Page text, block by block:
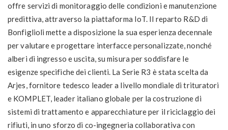
offre servizi di monitoraggio delle condizioni e manutenzione
predittiva, attraverso la piattaforma IoT. Il reparto R&D di
Bonfiglioli mette a disposizione la sua esperienza decennale
per valutare e progettare interfacce personalizzate, nonché
alberi di ingresso e uscita, su misura per soddisfare le
esigenze specifiche dei clienti. La Serie R3 è stata scelta da
Arjes, fornitore tedesco leader a livello mondiale di trituratori
e KOMPLET, leader italiano globale per la costruzione di
sistemi di trattamento e apparecchiature per il riciclaggio dei
rifiuti, in uno sforzo di co-ingegneria collaborativa con